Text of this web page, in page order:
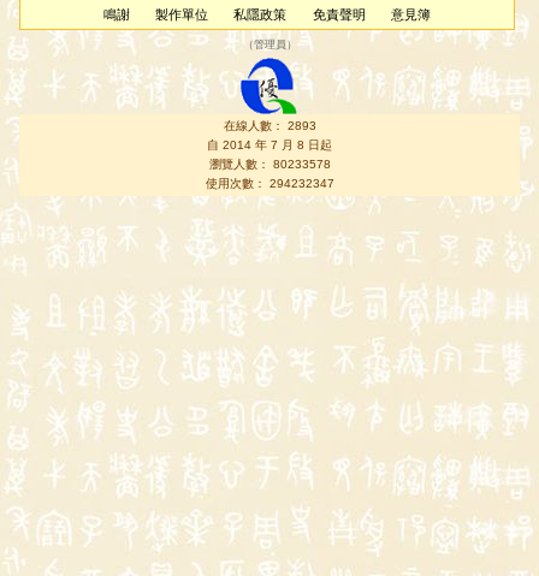
鳴謝
製作單位 私隱政策 免責聲明 意見簿
（管理員 ）
在線人數： 2893
自 2014 年 7 月 8 日起
瀏覽人數： 80233578
使用次數： 294232347